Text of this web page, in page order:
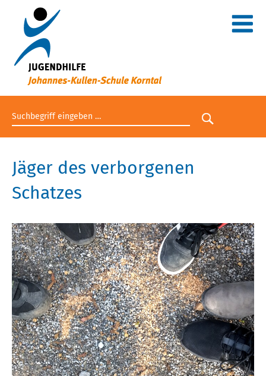
Suchbegriff eingeben
Suche
Jäger des verborgenen
Schatzes